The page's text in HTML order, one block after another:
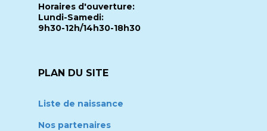
Horaires d'ouverture:
Lundi-Samedi:
9h30-12h/14h30-18h30
PLAN DU SITE
Liste de naissance
Nos partenaires